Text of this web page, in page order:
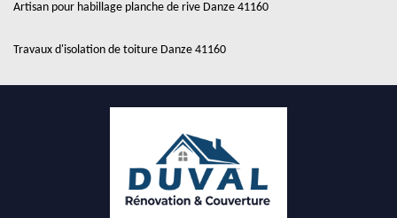
Artisan pour habillage planche de rive Danze 41160
Travaux d'isolation de toiture Danze 41160